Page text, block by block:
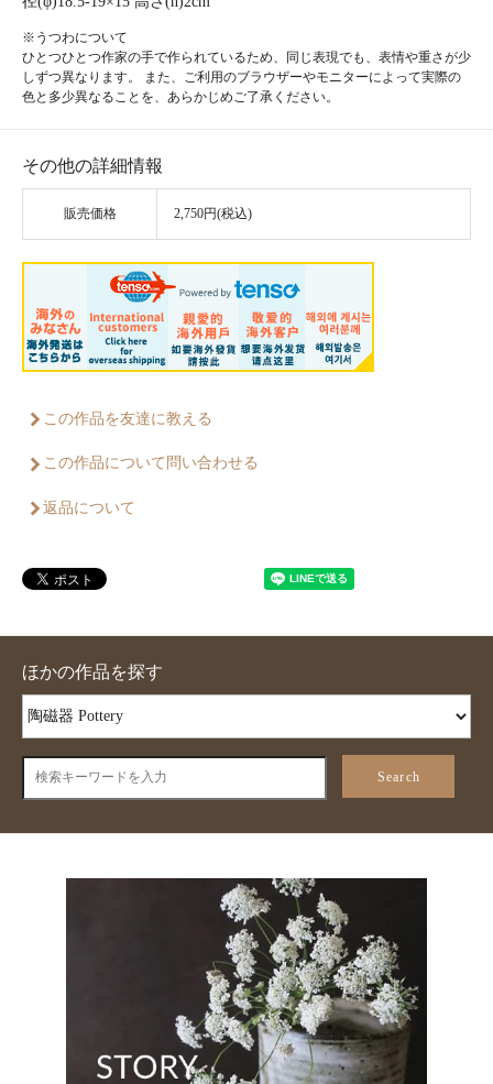
※うつわについて
ひとつひとつ作家の手で作られているため、同じ表現でも、表情や重さが少
しずつ異なります。 また、ご利用のブラウザーやモニターによって実際の
色と多少異なることを、あらかじめご了承ください。
その他の詳細情報
販売価格 2,750円(税込)
この作品を友達に教える
この作品について問い合わせる
返品について
ほかの作品を探す
Search